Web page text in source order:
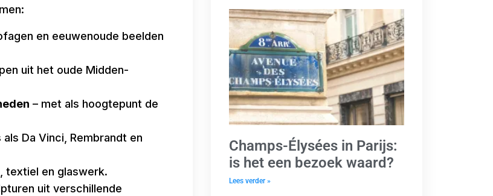
en eeuwenoude beelden
uit het oude Midden-
– met als hoogtepunt de
Da Vinci, Rembrandt en
textiel en glaswerk.
uit verschillende
Champs-Élysées in Parijs:
is het een bezoek waard?
Lees verder »